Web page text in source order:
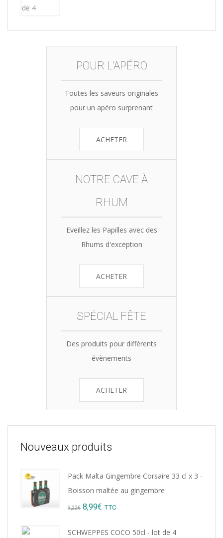
POUR L'APÉRO
Toutes les saveurs originales
pour un apéro surprenant
ACHETER
NOTRE CAVE À
RHUM
Eveillez les Papilles avec des
Rhums d'exception
ACHETER
SPÉCIAL FÊTE
Des produits pour différents
évènements
ACHETER
Nouveaux produits
Pack Malta Gingembre Corsaire 33 cl x 3 -
Boisson maltée au gingembre
9,22€ Original
8,99€ Current
TTC
SCHWEPPES COCO 50cl - lot de 4